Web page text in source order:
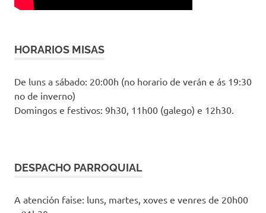
HORARIOS MISAS
De luns a sábado: 20:00h (no horario de verán e ás 19:30
no de inverno)
Domingos e festivos: 9h30, 11h00 (galego) e 12h30.
DESPACHO PARROQUIAL
A atención faise: luns, martes, xoves e venres de 20h00